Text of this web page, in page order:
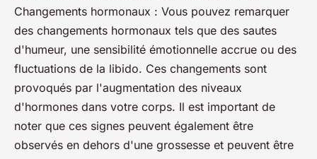
Changements hormonaux : Vous pouvez remarquer
des changements hormonaux tels que des sautes
d'humeur, une sensibilité émotionnelle accrue ou des
fluctuations de la libido. Ces changements sont
provoqués par l'augmentation des niveaux
d'hormones dans votre corps. Il est important de
noter que ces signes peuvent également être
observés en dehors d'une grossesse et peuvent être